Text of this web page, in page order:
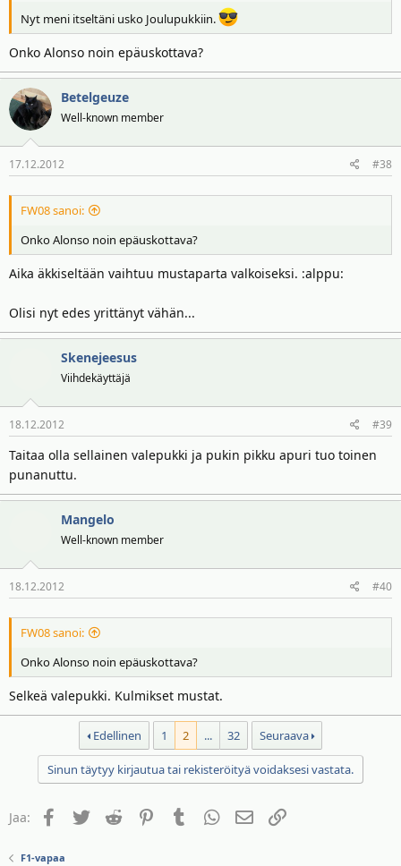
Nyt meni itseltäni usko Joulupukkiin.
Onko Alonso noin epäuskottava?
Betelgeuze
Well-known member
17.12.2012 #38
FW08 sanoi:
Onko Alonso noin epäuskottava?
Aika äkkiseltään vaihtuu mustaparta valkoiseksi. :alppu:
Olisi nyt edes yrittänyt vähän...
Skenejeesus
Viihdekäyttäjä
18.12.2012 #39
Taitaa olla sellainen valepukki ja pukin pikku apuri tuo toinen
punanuttu.
Mangelo
Well-known member
18.12.2012 #40
FW08 sanoi:
Onko Alonso noin epäuskottava?
Selkeä valepukki. Kulmikset mustat.
Edellinen 1 2 ... 32 Seuraava
Sinun täytyy kirjautua tai rekisteröityä voidaksesi vastata.
Jaa: Facebook
TwitterReddit PinterestTumblrWhatsAppSähköposti
Linkki
F1-vapaa